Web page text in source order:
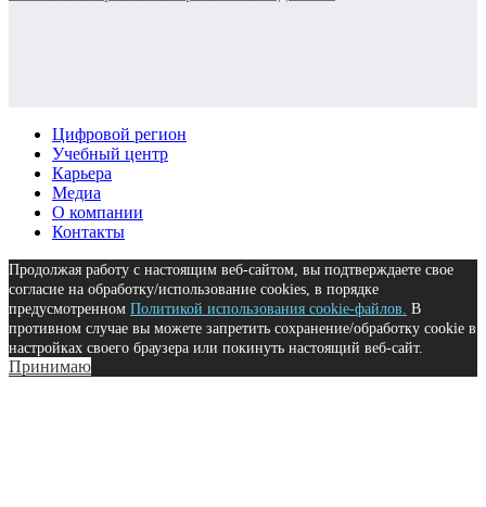
Цифровой регион
Учебный центр
Карьера
Медиа
О компании
Контакты
Продолжая работу с настоящим веб-сайтом, вы подтверждаете свое
согласие на обработку/использование cookies, в порядке
предусмотренном Политикой использования cookie-файлов. В
противном случае вы можете запретить сохранение/обработку cookie в
настройках своего браузера или покинуть настоящий веб-сайт.
Принимаю